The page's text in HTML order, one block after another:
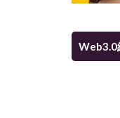
Web3.0